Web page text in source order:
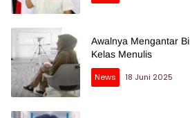
Awalnya Mengantar
Kelas Menulis
News 18 Juni 2025